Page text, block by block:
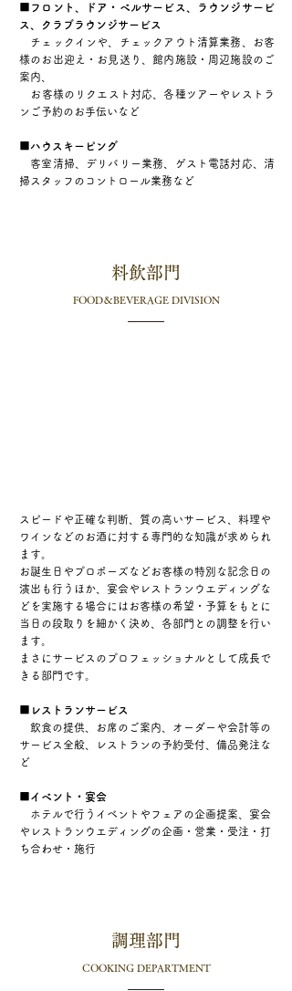
■フロント、ドア・ベルサービス、ラウンジサービ
ス、クラブラウンジサービス
チェックインや、チェックアウト清算業務、お客
様のお出迎え・お見送り、館内施設・周辺施設のご
案内、
​ お客様のリクエスト対応、各種ツアーやレストラ
ンご予約のお手伝いなど
■ハウスキーピング
客室清掃、デリバリー業務、ゲスト電話対応、清
掃スタッフのコントロール業務など
料飲部門
FOOD＆BEVERAGE DIVISION
スピードや正確な判断、質の高いサービス、料理や
ワインなどのお酒に対する専門的な知識が求められ
ます。​
お誕生日やプロポーズなどお客様の特別な記念日の
演出も行うほか、宴会やレストランウエディングな
どを実施する場合には お客様の希望・予算をもとに
当日の段取りを細かく決め、各部門との調整を行い
ます。
まさにサービスのプロフェッショナルとして成長で
きる部門です。
■レストランサービス
飲食の提供、お席のご案内、オーダーや会計等の
サービス全般、レストランの予約受付、備品発注な
ど
■イベント・宴会
ホテルで行うイベントやフェアの企画提案、宴会
やレストランウエディングの企画・営業・受注・打
ち合わせ・施行
調理部門
​COOKING DEPARTMENT